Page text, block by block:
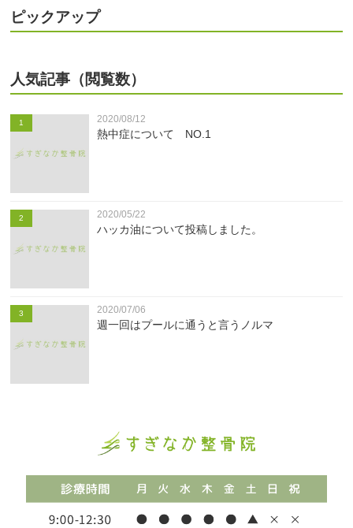
ピックアップ
人気記事（閲覧数）
1 2020/08/12
熱中症について NO.1
2 2020/05/22
ハッカ油について投稿しました。
3 2020/07/06
週一回はプールに通うと言うノルマ